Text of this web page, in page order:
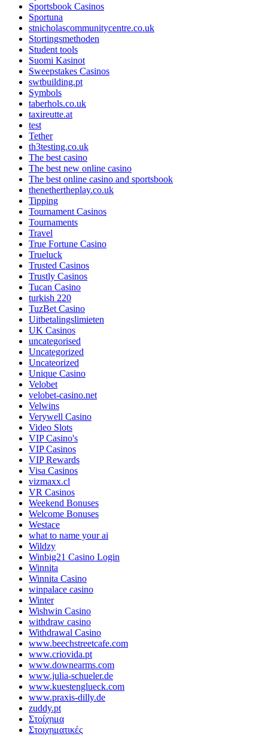
Sportsbook Casinos
Sportuna
stnicholascommunitycentre.co.uk
Stortingsmethoden
Student tools
Suomi Kasinot
Sweepstakes Casinos
swtbuilding.pt
Symbols
taberhols.co.uk
taxireutte.at
test
Tether
th3testing.co.uk
The best casino
The best new online casino
The best online casino and sportsbook
thenethertheplay.co.uk
Tipping
Tournament Casinos
Tournaments
Travel
True Fortune Casino
Trueluck
Trusted Casinos
Trustly Casinos
Tucan Casino
turkish 220
TuzBet Casino
Uitbetalingslimieten
UK Casinos
uncategorised
Uncategorized
Uncateorized
Unique Casino
Velobet
velobet-casino.net
Velwins
Verywell Casino
Video Slots
VIP Casino's
VIP Casinos
VIP Rewards
Visa Casinos
vizmaxx.cl
VR Casinos
Weekend Bonuses
Welcome Bonuses
Westace
what to name your ai
Wildzy
Winbig21 Casino Login
Winnita
Winnita Casino
winpalace casino
Winter
Wishwin Casino
withdraw casino
Withdrawal Casino
www.beechstreetcafe.com
www.criovida.pt
www.downearms.com
www.julia-schueler.de
www.kuestenglueck.com
www.praxis-dilly.de
zuddy.pt
Στοίχημα
Στοιχηματικές